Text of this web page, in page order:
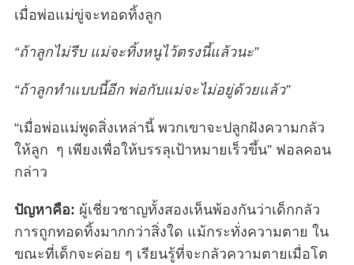
เมื่อพ่อแม่ขู่จะทอดทิ้งลูก
“ถ้าลูกไม่รีบ แม่จะทิ้งหนูไว้ตรงนี้แล้วนะ”
“ถ้าลูกทำแบบนี้อีก พ่อกับแม่จะไม่อยู่ด้วยแล้ว”
“เมื่อพ่อแม่พูดสิ่งเหล่านี้ พวกเขาจะปลูกฝังความกลัว
ให้ลูก ๆ เพียงเพื่อให้บรรลุเป้าหมายเร็วขึ้น” ฟอลคอน
กล่าว
ปัญหาคือ: ผู้เชี่ยวชาญทั้งสองเห็นพ้องกันว่าเด็กกลัว
การถูกทอดทิ้งมากกว่าสิ่งใด แม้กระทั่งความตาย ใน
ขณะที่เด็กจะค่อย ๆ เรียนรู้ที่จะกลัวความตายเมื่อโต